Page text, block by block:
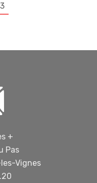
3
+
Pas
Vignes